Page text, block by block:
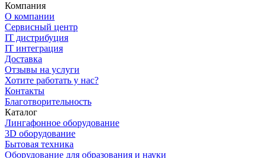
Компания
О компании
Сервисный центр
IT дистрибуция
IT интеграция
Доставка
Отзывы на услуги
Хотите работать у нас?
Контакты
Благотворительность
Каталог
Лингафонное оборудование
3D оборудование
Бытовая техника
Оборудование для образования и науки